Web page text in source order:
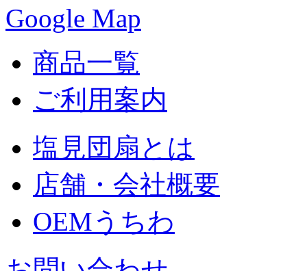
Google Map
商品一覧
ご利用案内
塩見団扇とは
店舗・会社概要
OEMうちわ